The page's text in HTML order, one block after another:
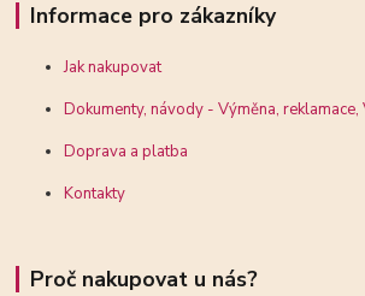
Informace pro zákazníky
Jak nakupovat
Dokumenty, návody - Výměna, reklamace,
Doprava a platba
Kontakty
Proč nakupovat u nás?